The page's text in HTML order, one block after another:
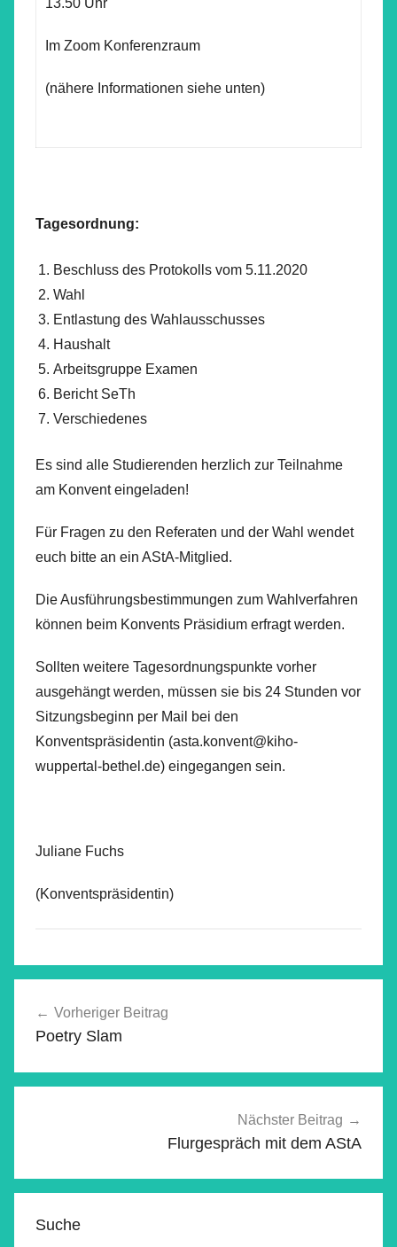
13.50 Uhr
Im Zoom Konferenzraum
(nähere Informationen siehe unten)
Tagesordnung:
Beschluss des Protokolls vom 5.11.2020
Wahl
Entlastung des Wahlausschusses
Haushalt
Arbeitsgruppe Examen
Bericht SeTh
Verschiedenes
Es sind alle Studierenden herzlich zur Teilnahme
am Konvent eingeladen!
Für Fragen zu den Referaten und der Wahl wendet
euch bitte an ein AStA-Mitglied.
Die Ausführungsbestimmungen zum Wahlverfahren
können beim Konvents Präsidium erfragt werden.
Sollten weitere Tagesordnungspunkte vorher
ausgehängt werden, müssen sie bis 24 Stunden vor
Sitzungsbeginn per Mail bei den
Konventspräsidentin (asta.konvent@kiho-
wuppertal-bethel.de) eingegangen sein.
Juliane Fuchs
(Konventspräsidentin)
Vorheriger Beitrag
Poetry Slam
Nächster Beitrag
Flurgespräch mit dem AStA
Suche